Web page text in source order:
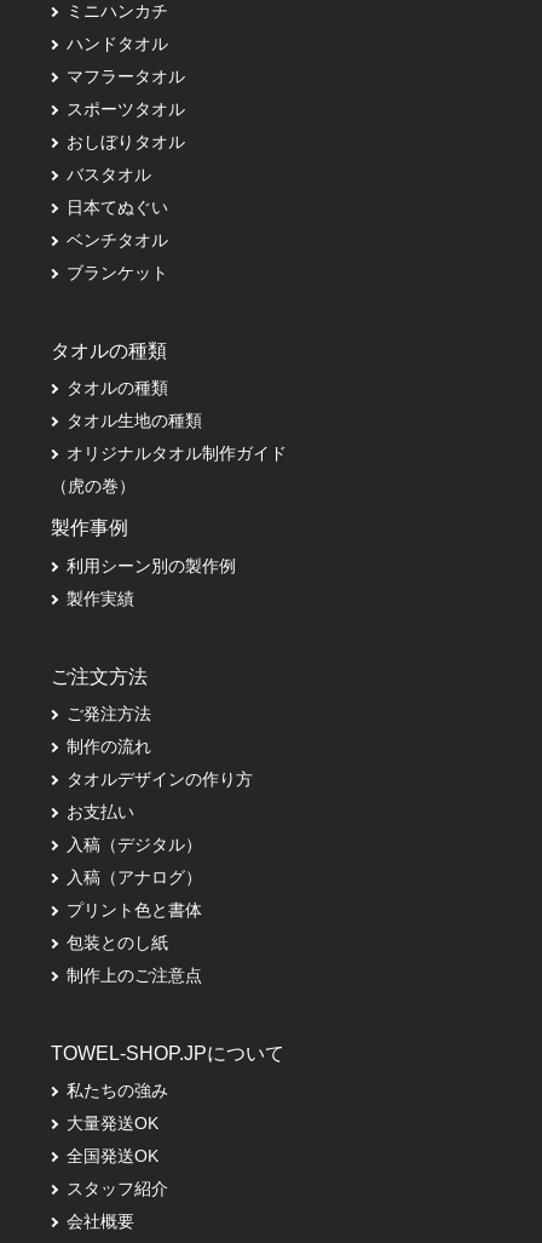
ミニハンカチ
ハンドタオル
マフラータオル
スポーツタオル
おしぼりタオル
バスタオル
日本てぬぐい
ベンチタオル
ブランケット
タオルの種類
タオルの種類
タオル生地の種類
オリジナルタオル制作ガイド
（虎の巻）
製作事例
利用シーン別の製作例
製作実績
ご注文方法
ご発注方法
制作の流れ
タオルデザインの作り方
お支払い
入稿（デジタル）
入稿（アナログ）
プリント色と書体
包装とのし紙
制作上のご注意点
TOWEL-SHOP.JPについて
私たちの強み
大量発送OK
全国発送OK
スタッフ紹介
会社概要